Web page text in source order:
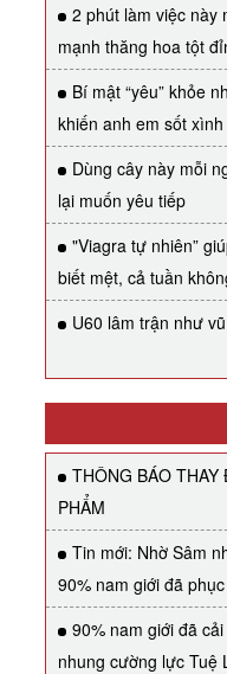
2 phút làm việc này
mạnh thăng hoa tột
Bí mật “yêu” khỏe
khiến anh em sốt xình
Dùng cây này mỗi
lại muốn yêu tiếp
"Viagra tự nhiên”
biết mệt, cả tuần
U60 lâm trận như
THÔNG BÁO
PHẨM
Tin mới: Nhờ Sâm
90% nam giới đã
90% nam giới đã
nhung cường lực Tuệ